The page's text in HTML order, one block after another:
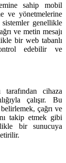
sahip mobil
ve yönetmelerine
genellikle
ve metin mesajı
bir web tabanlı
edebilir ve
cihaza
çalışır. Bu
çağrı ve
takip etmek gibi
bir sunucuya